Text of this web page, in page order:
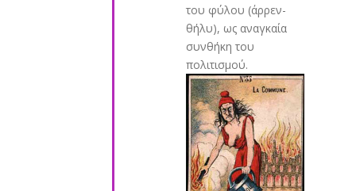
του φύλου (άρρεν-
θήλυ), ως αναγκαία
συνθήκη του
πολιτισμού.